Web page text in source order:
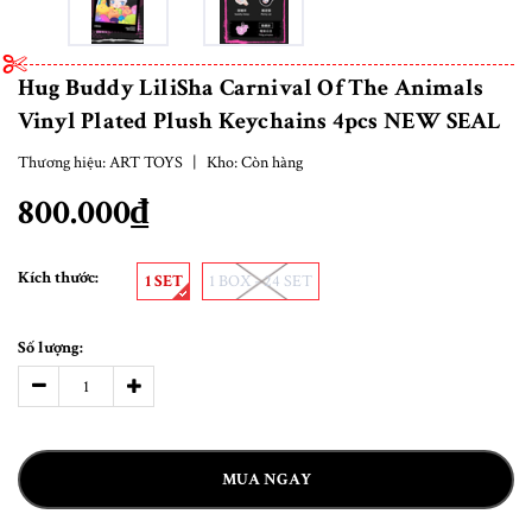
Hug Buddy LiliSha Carnival Of The Animals
Vinyl Plated Plush Keychains 4pcs NEW SEAL
Thương hiệu:ART TOYS | Kho:Còn hàng
800.000₫
Kích thước: 1 SET 1 BOX - 24 SET
Số lượng:
MUA NGAY